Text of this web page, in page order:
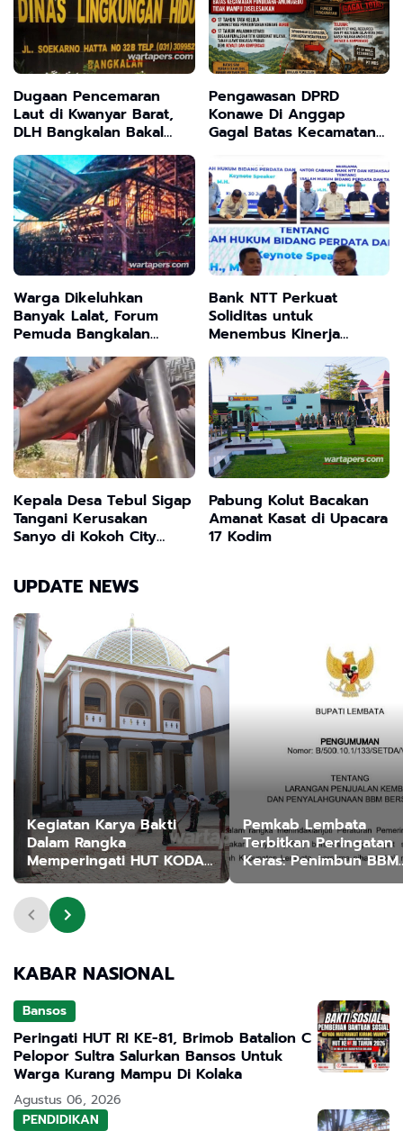
Dugaan Pencemaran
Laut di Kwanyar Barat,
DLH Bangkalan Bakal
Sidak Pabrik Kepiting
Pengawasan DPRD
Konawe Di Anggap
Gagal Batas Kecamatan
Tak Terselesaikan, Tanah
Ulayat Jadi Korban
Warga Dikeluhkan
Banyak Lalat, Forum
Pemuda Bangkalan
Desak Dinas Peternakan
Sidak dan Tutup
Peternakan Ayam Tanpa
Izin
Bank NTT Perkuat
Soliditas untuk
Menembus Kinerja
Terbaik
Kepala Desa Tebul Sigap
Tangani Kerusakan
Sanyo di Kokoh City
Pabung Kolut Bacakan
Amanat Kasat di Upacara
17 Kodim
UPDATE NEWS
Kegiatan Karya Bakti
Dalam Rangka
Memperingati HUT KODAM
XIV/HASANUDDIN KE-69
Pemkab Lembata
Terbitkan Peringatan
Keras: Penimbun BBM
Subsidi Terancam
KABAR NASIONAL
Bansos
Peringati HUT RI KE-81, Brimob Batalion C
Pelopor Sultra Salurkan Bansos Untuk
Warga Kurang Mampu Di Kolaka
Agustus 06, 2026
PENDIDIKAN